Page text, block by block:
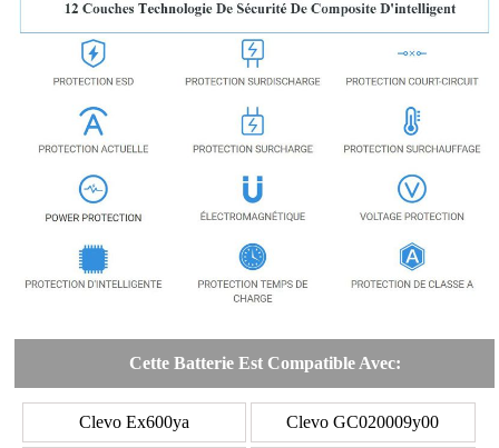
Cette Batterie Est Compatible Avec:
Clevo Ex600ya Clevo GC020009y00